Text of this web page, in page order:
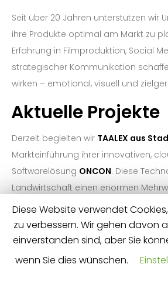
Seit über 20 Jahren unterstützen wir
ihre Produkte optimal am Markt zu
Erfahrung in Filmproduktion, Social
strategischer Kommunikation
wirken – emotional, visuell und
Aktuelle Projekte
Derzeit begleiten wir TAALEX aus
Markteinführung ihrer innovativen,
Softwarelösung ONCON. Diese
Landwirtschaft einen enormen
den Bereichen
Zeitersparnisund
Unsere Aufgabe: Den Film
platzieren, dass sie bei der
überzeugen.
Diese Website verwendet
zu verbessern. Wir gehen davon
einverstanden sind, aber Sie
wenn Sie dies wünschen.